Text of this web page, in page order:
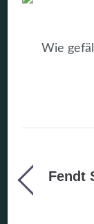
Wie
Fendt